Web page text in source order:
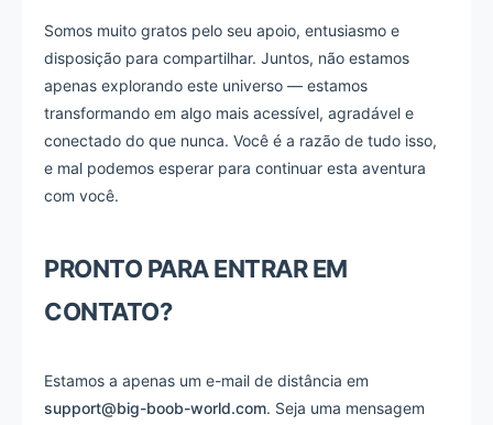
Somos muito gratos pelo seu apoio, entusiasmo e
disposição para compartilhar. Juntos, não estamos
apenas explorando este universo — estamos
transformando em algo mais acessível, agradável e
conectado do que nunca. Você é a razão de tudo isso,
e mal podemos esperar para continuar esta aventura
com você.
PRONTO PARA ENTRAR EM
CONTATO?
Estamos a apenas um e-mail de distância em
support@big-boob-world.com. Seja uma mensagem